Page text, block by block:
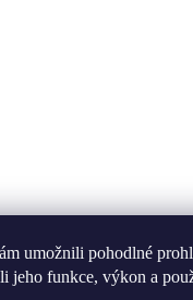
umožnili pohodlné
jeho funkce, výkon a